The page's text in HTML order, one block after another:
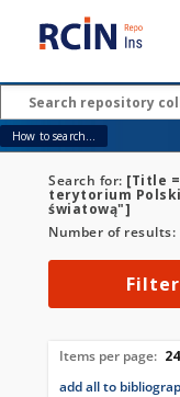
How to search...
Search for: [Title
terytorium
światową"]
Number of results:
Items per page: 24
add all to